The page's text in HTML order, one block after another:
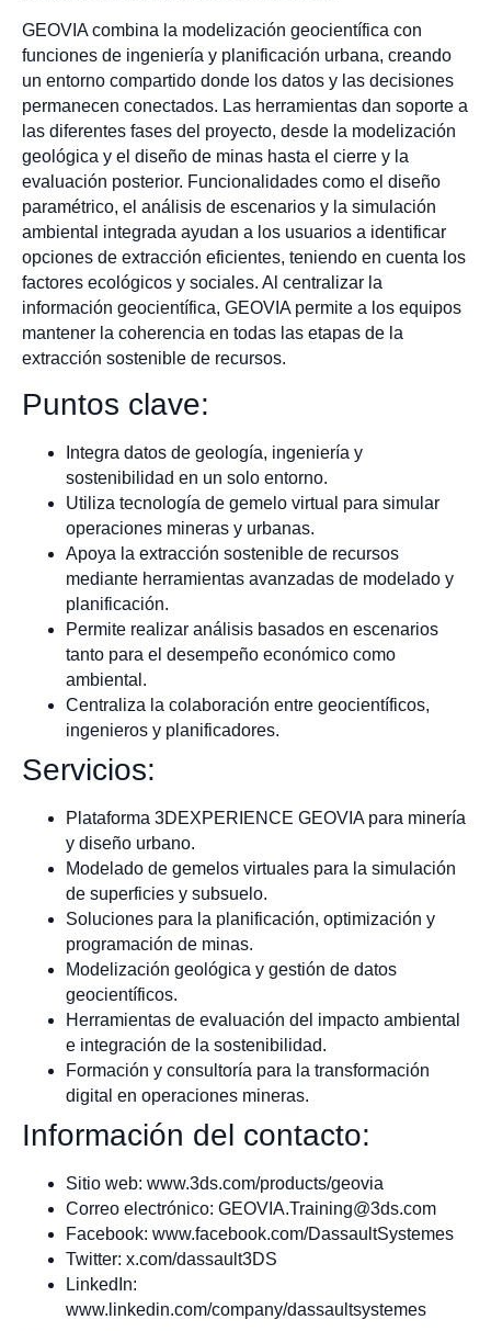
GEOVIA combina la modelización geocientífica con
funciones de ingeniería y planificación urbana, creando
un entorno compartido donde los datos y las decisiones
permanecen conectados. Las herramientas dan soporte a
las diferentes fases del proyecto, desde la modelización
geológica y el diseño de minas hasta el cierre y la
evaluación posterior. Funcionalidades como el diseño
paramétrico, el análisis de escenarios y la simulación
ambiental integrada ayudan a los usuarios a identificar
opciones de extracción eficientes, teniendo en cuenta los
factores ecológicos y sociales. Al centralizar la
información geocientífica, GEOVIA permite a los equipos
mantener la coherencia en todas las etapas de la
extracción sostenible de recursos.
Puntos clave:
Integra datos de geología, ingeniería y
sostenibilidad en un solo entorno.
Utiliza tecnología de gemelo virtual para simular
operaciones mineras y urbanas.
Apoya la extracción sostenible de recursos
mediante herramientas avanzadas de modelado y
planificación.
Permite realizar análisis basados en escenarios
tanto para el desempeño económico como
ambiental.
Centraliza la colaboración entre geocientíficos,
ingenieros y planificadores.
Servicios:
Plataforma 3DEXPERIENCE GEOVIA para minería
y diseño urbano.
Modelado de gemelos virtuales para la simulación
de superficies y subsuelo.
Soluciones para la planificación, optimización y
programación de minas.
Modelización geológica y gestión de datos
geocientíficos.
Herramientas de evaluación del impacto ambiental
e integración de la sostenibilidad.
Formación y consultoría para la transformación
digital en operaciones mineras.
Información del contacto:
Sitio web: www.3ds.com/products/geovia
Correo electrónico: GEOVIA.Training@3ds.com
Facebook: www.facebook.com/DassaultSystemes
Twitter: x.com/dassault3DS
LinkedIn:
www.linkedin.com/company/dassaultsystemes